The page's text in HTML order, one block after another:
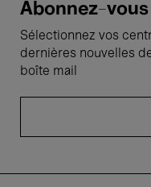
Abonnez-
Sélectionnez vos
dernières nouvelles
boîte mail